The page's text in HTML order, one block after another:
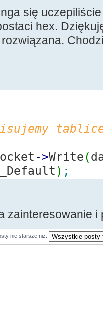
się
hex.
tablice
->Write(
) ;
zainteresowanie i
nie starsze niż: